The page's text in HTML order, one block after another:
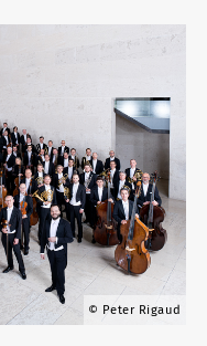
Peter Rigaud